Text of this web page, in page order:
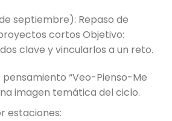
septiembre): Repaso de
cortos Objetivo:
clave y vincularlos a un reto.
pensamiento “Veo-Pienso-Me
imagen temática del ciclo.
estaciones: